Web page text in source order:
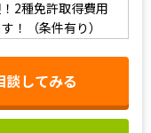
1年以上の方 ☆
2種免許取得費用
！（条件有り）
談してみる